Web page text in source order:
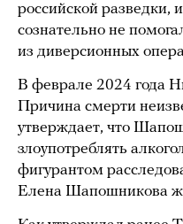
российской разведки,
сознательно не
из диверсионных
В феврале 2024 года
Причина смерти
утверждает, что
злоупотреблять
фигурантом
Елена Шапошникова